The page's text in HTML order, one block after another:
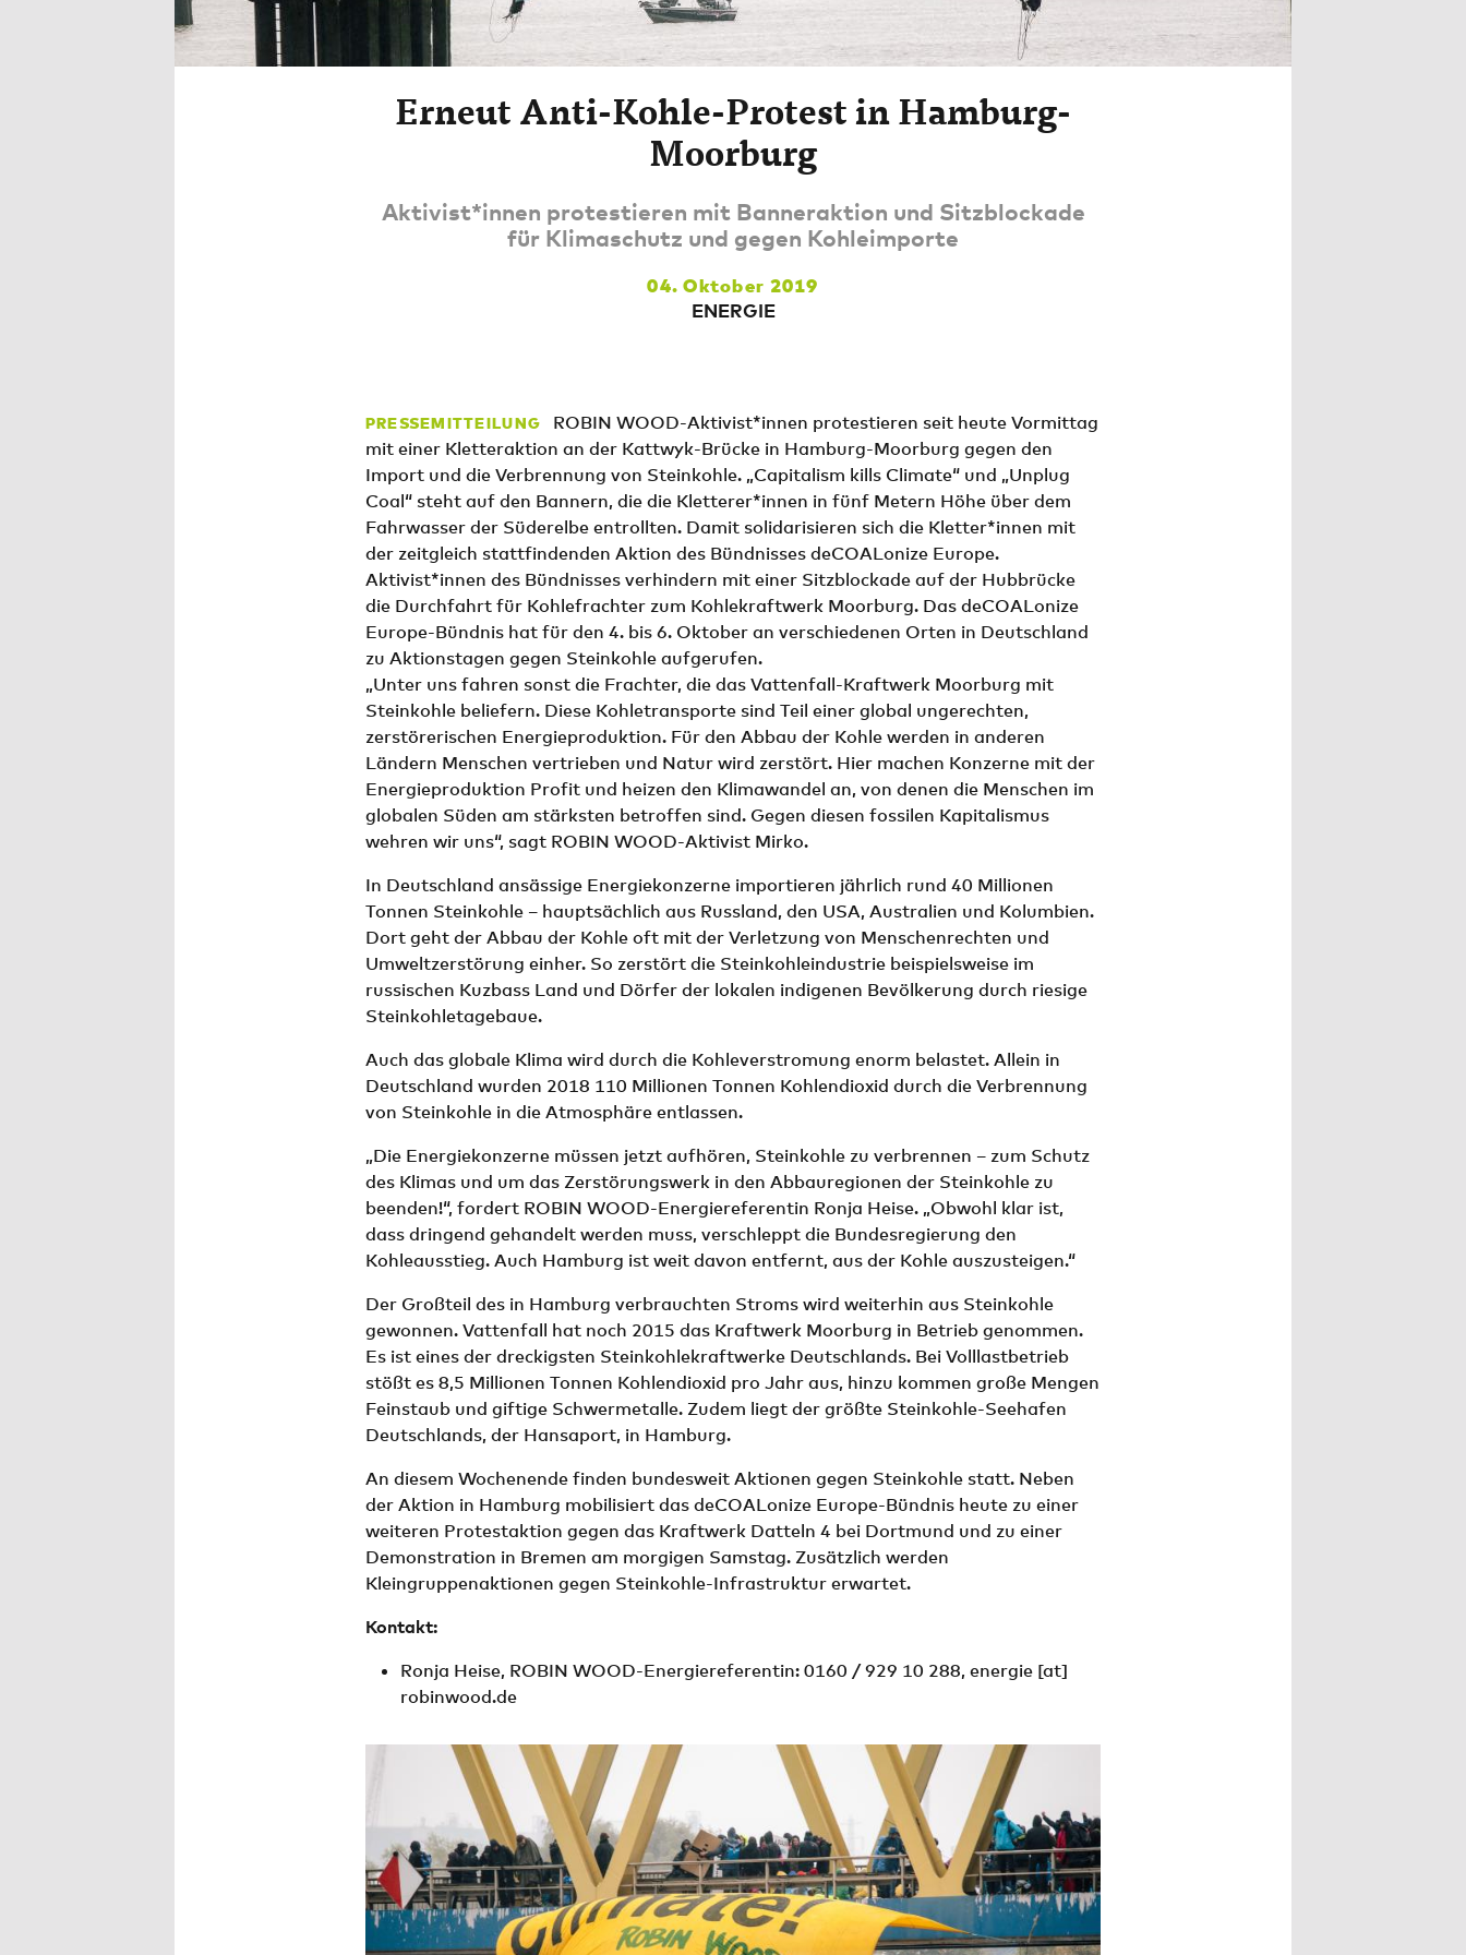
Erneut Anti-Kohle-Protest in Hamburg-
Moorburg
Aktivist*innen protestieren mit Banneraktion und Sitzblockade
für Klimaschutz und gegen Kohleimporte
04. Oktober 2019
ENERGIE
PRESSEMITTEILUNG
ROBIN WOOD-Aktivist*innen protestieren seit heute Vormittag
mit einer Kletteraktion an der Kattwyk-Brücke in Hamburg-Moorburg gegen den
Import und die Verbrennung von Steinkohle. „Capitalism kills Climate“ und „Unplug
Coal“ steht auf den Bannern, die die Kletterer*innen in fünf Metern Höhe über dem
Fahrwasser der Süderelbe entrollten. Damit solidarisieren sich die Kletter*innen mit
der zeitgleich stattfindenden Aktion des Bündnisses deCOALonize Europe.
Aktivist*innen des Bündnisses verhindern mit einer Sitzblockade auf der Hubbrücke
die Durchfahrt für Kohlefrachter zum Kohlekraftwerk Moorburg. Das deCOALonize
Europe-Bündnis hat für den 4. bis 6. Oktober an verschiedenen Orten in Deutschland
zu Aktionstagen gegen Steinkohle aufgerufen.
„Unter uns fahren sonst die Frachter, die das Vattenfall-Kraftwerk Moorburg mit
Steinkohle beliefern. Diese Kohletransporte sind Teil einer global ungerechten,
zerstörerischen Energieproduktion. Für den Abbau der Kohle werden in anderen
Ländern Menschen vertrieben und Natur wird zerstört. Hier machen Konzerne mit der
Energieproduktion Profit und heizen den Klimawandel an, von denen die Menschen im
globalen Süden am stärksten betroffen sind. Gegen diesen fossilen Kapitalismus
wehren wir uns“, sagt ROBIN WOOD-Aktivist Mirko.
In Deutschland ansässige Energiekonzerne importieren jährlich rund 40 Millionen
Tonnen Steinkohle – hauptsächlich aus Russland, den USA, Australien und Kolumbien.
Dort geht der Abbau der Kohle oft mit der Verletzung von Menschenrechten und
Umweltzerstörung einher. So zerstört die Steinkohleindustrie beispielsweise im
russischen Kuzbass Land und Dörfer der lokalen indigenen Bevölkerung durch riesige
Steinkohletagebaue.
Auch das globale Klima wird durch die Kohleverstromung enorm belastet. Allein in
Deutschland wurden 2018 110 Millionen Tonnen Kohlendioxid durch die Verbrennung
von Steinkohle in die Atmosphäre entlassen.
„Die Energiekonzerne müssen jetzt aufhören, Steinkohle zu verbrennen – zum Schutz
des Klimas und um das Zerstörungswerk in den Abbauregionen der Steinkohle zu
beenden!“, fordert ROBIN WOOD-Energiereferentin Ronja Heise. „Obwohl klar ist,
dass dringend gehandelt werden muss, verschleppt die Bundesregierung den
Kohleausstieg. Auch Hamburg ist weit davon entfernt, aus der Kohle auszusteigen.“
Der Großteil des in Hamburg verbrauchten Stroms wird weiterhin aus Steinkohle
gewonnen. Vattenfall hat noch 2015 das Kraftwerk Moorburg in Betrieb genommen.
Es ist eines der dreckigsten Steinkohlekraftwerke Deutschlands. Bei Volllastbetrieb
stößt es 8,5 Millionen Tonnen Kohlendioxid pro Jahr aus, hinzu kommen große Mengen
Feinstaub und giftige Schwermetalle. Zudem liegt der größte Steinkohle-Seehafen
Deutschlands, der Hansaport, in Hamburg.
An diesem Wochenende finden bundesweit Aktionen gegen Steinkohle statt. Neben
der Aktion in Hamburg mobilisiert das deCOALonize Europe-Bündnis heute zu einer
weiteren Protestaktion gegen das Kraftwerk Datteln 4 bei Dortmund und zu einer
Demonstration in Bremen am morgigen Samstag. Zusätzlich werden
Kleingruppenaktionen gegen Steinkohle-Infrastruktur erwartet.
Kontakt:
Ronja Heise, ROBIN WOOD-Energiereferentin: 0160 / 929 10 288, energie[at]
robinwood.de